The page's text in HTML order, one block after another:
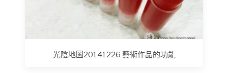
光陰地圖20141226 藝術作品的功能